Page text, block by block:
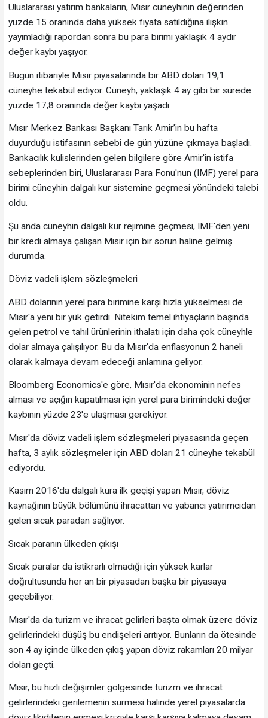
Uluslararası yatırım bankaların, Mısır cüneyhinin değerinden
yüzde 15 oranında daha yüksek fiyata satıldığına ilişkin
yayımladığı rapordan sonra bu para birimi yaklaşık 4 aydır
değer kaybı yaşıyor.
Bugün itibariyle Mısır piyasalarında bir ABD doları 19,1
cüneyhe tekabül ediyor. Cüneyh, yaklaşık 4 ay gibi bir sürede
yüzde 17,8 oranında değer kaybı yaşadı.
Mısır Merkez Bankası Başkanı Tarık Amir’in bu hafta
duyurduğu istifasının sebebi de gün yüzüne çıkmaya başladı.
Bankacılık kulislerinden gelen bilgilere göre Amir'in istifa
sebeplerinden biri, Uluslararası Para Fonu'nun (IMF) yerel para
birimi cüneyhin dalgalı kur sistemine geçmesi yönündeki talebi
oldu.
Şu anda cüneyhin dalgalı kur rejimine geçmesi, IMF'den yeni
bir kredi almaya çalışan Mısır için bir sorun haline gelmiş
durumda.
Döviz vadeli işlem sözleşmeleri
ABD dolarının yerel para birimine karşı hızla yükselmesi de
Mısır'a yeni bir yük getirdi. Nitekim temel ihtiyaçların başında
gelen petrol ve tahıl ürünlerinin ithalatı için daha çok cüneyhle
dolar almaya çalışılıyor. Bu da Mısır'da enflasyonun 2 haneli
olarak kalmaya devam edeceği anlamına geliyor.
Bloomberg Economics'e göre, Mısır'da ekonominin nefes
alması ve açığın kapatılması için yerel para birimindeki değer
kaybının yüzde 23'e ulaşması gerekiyor.
Mısır'da döviz vadeli işlem sözleşmeleri piyasasında geçen
hafta, 3 aylık sözleşmeler için ABD doları 21 cüneyhe tekabül
ediyordu.
Kasım 2016'da dalgalı kura ilk geçişi yapan Mısır, döviz
kaynağının büyük bölümünü ihracattan ve yabancı yatırımcıdan
gelen sıcak paradan sağlıyor.
Sıcak paranın ülkeden çıkışı
Sıcak paralar da istikrarlı olmadığı için yüksek karlar
doğrultusunda her an bir piyasadan başka bir piyasaya
geçebiliyor.
Mısır'da da turizm ve ihracat gelirleri başta olmak üzere döviz
gelirlerindeki düşüş bu endişeleri arıtıyor. Bunların da ötesinde
son 4 ay içinde ülkeden çıkış yapan döviz rakamları 20 milyar
doları geçti.
Mısır, bu hızlı değişimler gölgesinde turizm ve ihracat
gelirlerindeki gerilemenin sürmesi halinde yerel piyasalarda